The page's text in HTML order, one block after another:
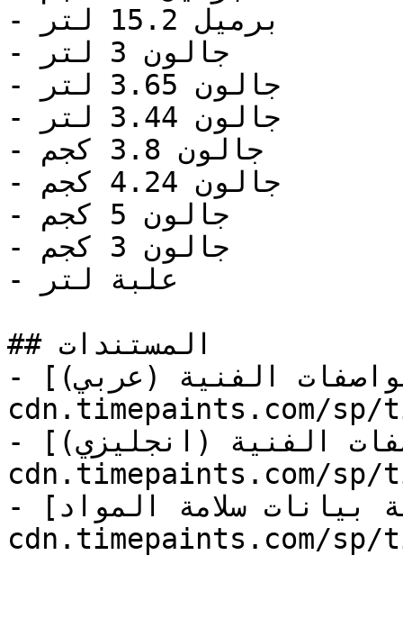
- برميل 15.2 لتر
- جالون 3 لتر
- جالون 3.65 لتر
- جالون 3.44 لتر
- جالون 3.8 كجم
- جالون 4.24 كجم
- جالون 5 كجم
- جالون 3 كجم
- علبة لتر
## المستندات
- [المواصفات الفنية (عربي)](https://store-
cdn.timepaints.com/sp/
- [المواصفات الفنية (انجليزي)](https://store-
cdn.timepaints.com/sp/
- [وثيقة بيانات سلامة المواد](https://store-
cdn.timepaints.com/sp/